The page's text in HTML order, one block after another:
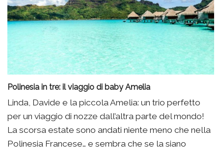
Polinesia in tre: il viaggio di baby Amelia
Linda, Davide e la piccola Amelia: un trio perfetto
per un viaggio di nozze dall’altra parte del mondo!
La scorsa estate sono andati niente meno che nella
Polinesia Francese… e sembra che se la siano